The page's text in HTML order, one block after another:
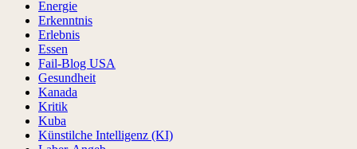
Energie
Erkenntnis
Erlebnis
Essen
Fail-Blog USA
Gesundheit
Kanada
Kritik
Kuba
Künstilche Intelligenz (KI)